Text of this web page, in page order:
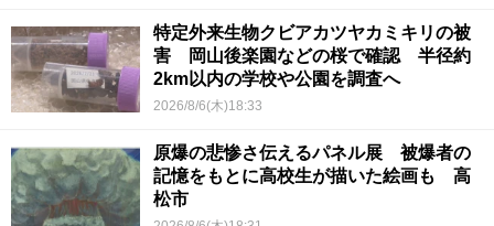
特定外来生物クビアカツヤカミキリの被
害 岡山後楽園などの桜で確認 半径約
2km以内の学校や公園を調査へ
2026/8/6(木)18:33
原爆の悲惨さ伝えるパネル展 被爆者の
記憶をもとに高校生が描いた絵画も 高
松市